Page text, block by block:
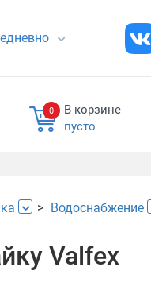
0
В корзине
пусто
Водоснабжение
Valfex